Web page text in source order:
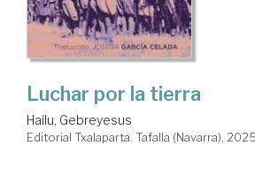
Luchar por la tierra
Hailu, Gebreyesus
Editorial Txalaparta. Tafalla (Navarra), 2025